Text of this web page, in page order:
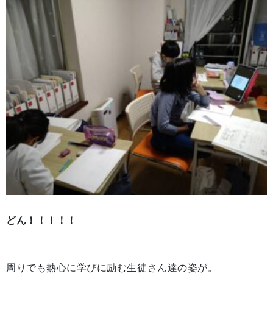
どん！！！！！
周りでも熱心に学びに励む生徒さん達の姿が。